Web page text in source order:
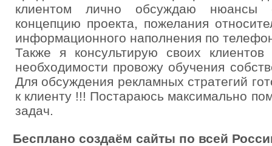
клиентом лично обсуждаю нюансы
концепцию проекта, пожелания
информационного наполнения по
Также я консультирую своих
необходимости провожу обучения
Для обсуждения рекламных стратегий
к клиенту !!! Постараюсь максимально
задач.
Бесплано создаём сайты по всей